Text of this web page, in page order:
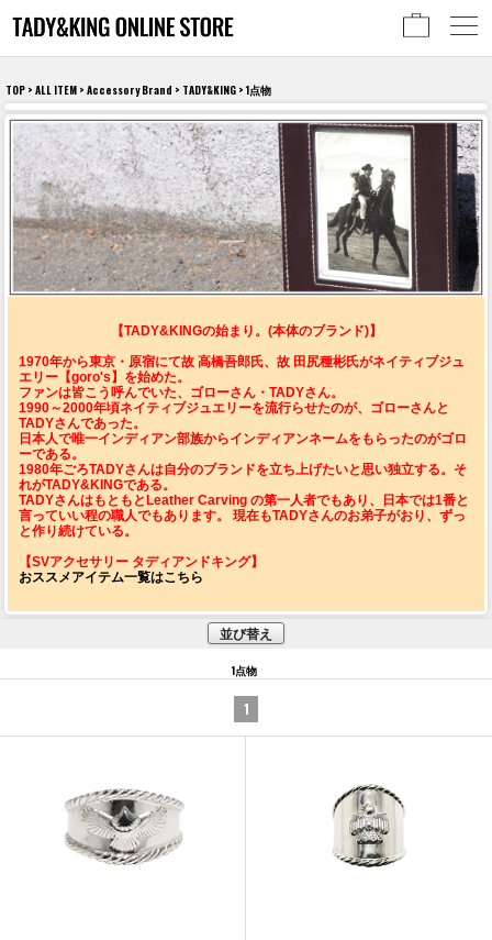
TOP > ALL ITEM > Accessory Brand > TADY&KING > 1点物
【TADY&KINGの始まり。(本体のブランド)】
1970年から東京・原宿にて故 高橋吾郎氏、故 田尻種彬氏がネイティブジュ
エリー【goro's】を始めた。
ファンは皆こう呼んでいた、ゴローさん・TADYさん。
1990～2000年頃ネイティブジュエリーを流行らせたのが、ゴローさんと
TADYさんであった。
日本人で唯一インディアン部族からインディアンネームをもらったのがゴロ
ーである。
1980年ごろTADYさんは自分のブランドを立ち上げたいと思い独立する。そ
れがTADY&KINGである。
TADYさんはもともとLeather Carving の第一人者でもあり、日本では1番と
言っていい程の職人でもあります。 現在もTADYさんのお弟子がおり、ずっ
と作り続けている。
【SVアクセサリー タディアンドキング】
おススメアイテム一覧はこちら
並び替え
1点物
1